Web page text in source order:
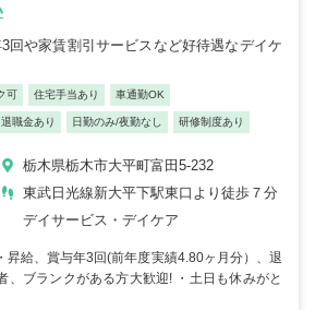
回や家賃割引サービスなど好待遇なデイケ
可 住宅手当あり 車通勤OK
退職金あり 日勤のみ/夜勤なし 研修制度あり
栃木県栃木市大平町富田5-232
東武日光線新大平下駅東口より徒歩７分
デイサービス・デイケア
昇給、賞与年3回(前年度実績4.80ヶ月分）、退
、ブランクがある方大歓迎! ・土日も休みがと